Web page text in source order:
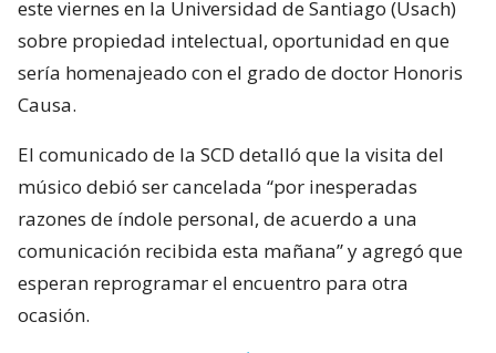
este viernes en la Universidad de Santiago (Usach)
sobre propiedad intelectual, oportunidad en que
sería homenajeado con el grado de doctor Honoris
Causa.
El comunicado de la SCD detalló que la visita del
músico debió ser cancelada “por inesperadas
razones de índole personal, de acuerdo a una
comunicación recibida esta mañana” y agregó que
esperan reprogramar el encuentro para otra
ocasión.